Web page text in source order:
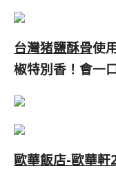
台灣猪鹽酥骨使
椒特別香！會一
歐華飯店-歐華軒